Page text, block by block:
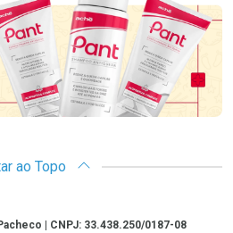
ao Topo
| CNPJ: 33.438.250/0187-08